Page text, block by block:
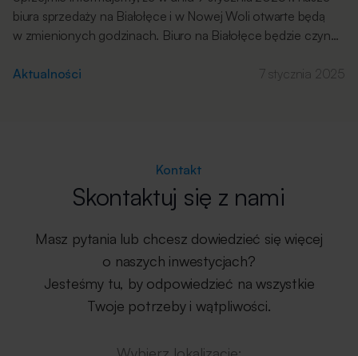
biura sprzedaży na Białołęce i w Nowej Woli otwarte będą
w zmienionych godzinach. Biuro na Białołęce będzie czynne
czynne w godzinach 13.00 – 18.00. Za wszelkie
Aktualności 7 stycznia 2025
Kontakt
Skontaktuj się z nami
Masz pytania lub chcesz dowiedzieć się więcej
o naszych inwestycjach?
Jesteśmy tu, by odpowiedzieć na wszystkie
Twoje potrzeby i wątpliwości.